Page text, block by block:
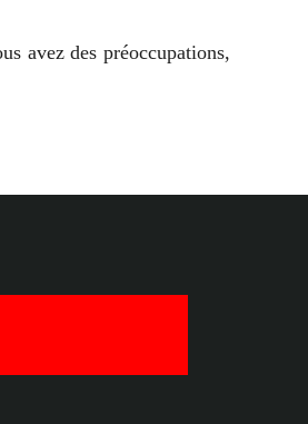
avez des préoccupations,